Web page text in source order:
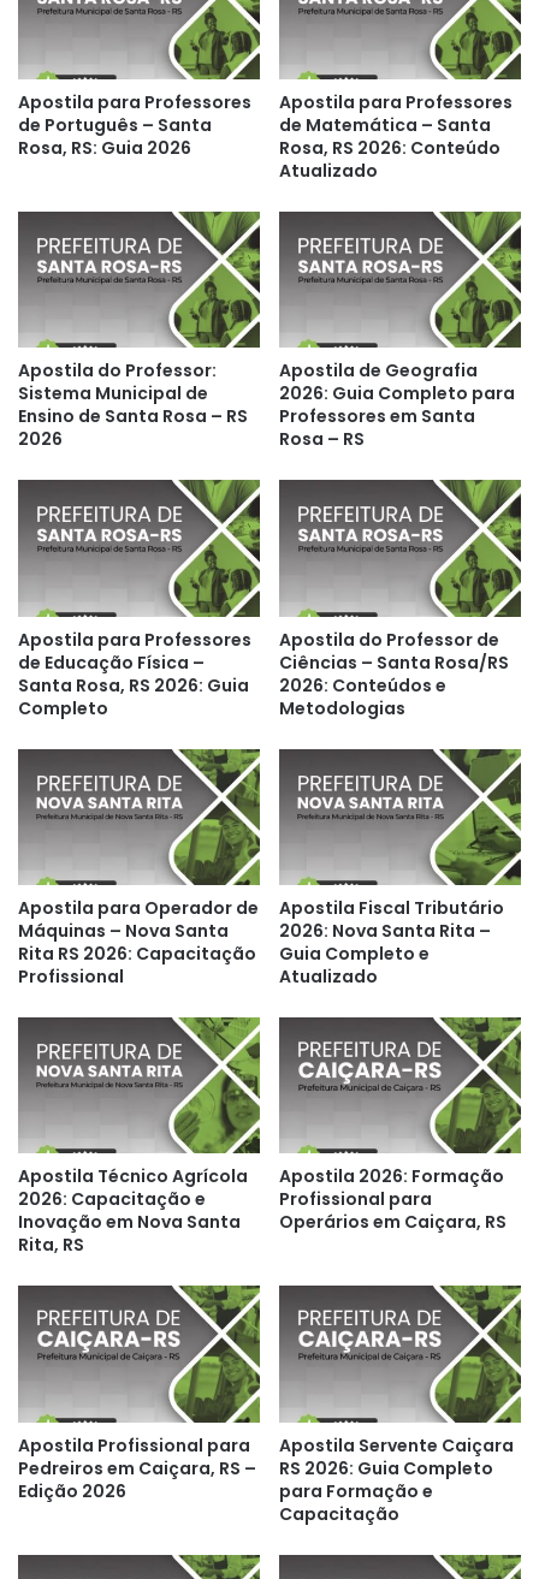
Apostila para Professores
de Português – Santa
Rosa, RS: Guia 2026
Apostila para Professores
de Matemática – Santa
Rosa, RS 2026: Conteúdo
Atualizado
Apostila do Professor:
Sistema Municipal de
Ensino de Santa Rosa – RS
2026
Apostila de Geografia
2026: Guia Completo para
Professores em Santa
Rosa – RS
Apostila para Professores
de Educação Física –
Santa Rosa, RS 2026: Guia
Completo
Apostila do Professor de
Ciências – Santa Rosa/RS
2026: Conteúdos e
Metodologias
Apostila para Operador de
Máquinas – Nova Santa
Rita RS 2026: Capacitação
Profissional
Apostila Fiscal Tributário
2026: Nova Santa Rita –
Guia Completo e
Atualizado
Apostila Técnico Agrícola
2026: Capacitação e
Inovação em Nova Santa
Rita, RS
Apostila 2026: Formação
Profissional para
Operários em Caiçara, RS
Apostila Profissional para
Pedreiros em Caiçara, RS –
Edição 2026
Apostila Servente Caiçara
RS 2026: Guia Completo
para Formação e
Capacitação